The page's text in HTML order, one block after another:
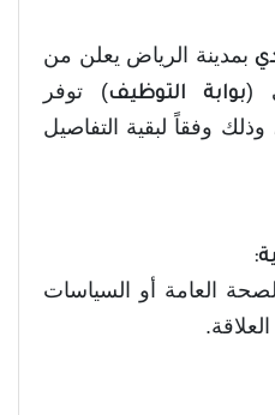
بمدينة الرياض يعلن من
(بوابة التوظيف) توفر
وفقاً لبقية التفاصيل
العامة أو السياسات